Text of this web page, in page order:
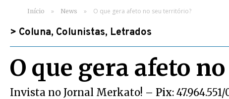
Início » News » O que gera afeto no seu território?
> Coluna, Colunistas, Letrados
O que gera afeto
Invista no Jornal Merkato! – Pix: